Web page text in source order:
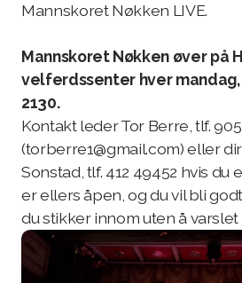
Mannskoret Nøkken LIVE.
Mannskoret Nøkken øver på
velferdssenter hver mandag,
2130.
Kontakt leder Tor Berre, tlf.
(torberre1@gmail.com) eller
Sonstad, tlf. 412 49452 hvis du
er ellers åpen, og du vil bli
du stikker innom uten å